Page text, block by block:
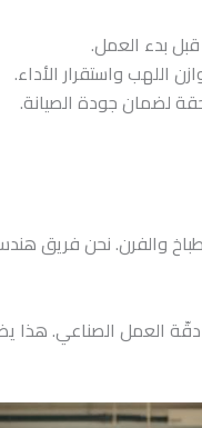
بدء العمل.
اللهب واستقرار الأداء.
لضمان جودة الصيانة.
والفرن. نحن فريق
العمل الصناعي. هذا